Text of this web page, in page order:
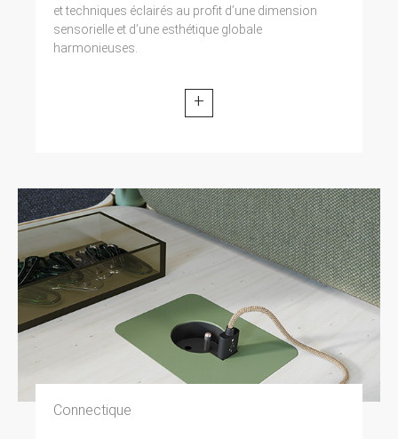
et techniques éclairés au profit d’une dimension
sensorielle et d’une esthétique globale
harmonieuses.
+
Connectique